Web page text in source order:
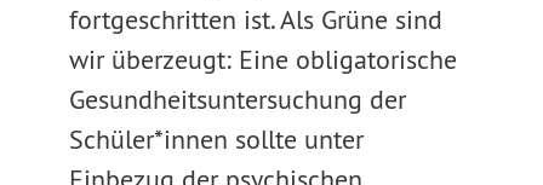
fortgeschritten ist. Als Grüne sind
wir überzeugt: Eine obligatorische
Gesundheitsuntersuchung der
Schüler*innen sollte unter